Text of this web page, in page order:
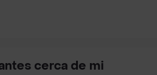
cerca de mi